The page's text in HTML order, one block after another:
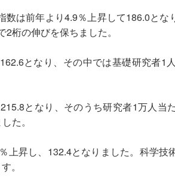
は前年より4.9％上昇して186.0と
桁の伸びを保ちました。
となり、その中では基礎研究者1
となり、そのうち研究者1万人当
た。
上昇し、132.4となりました。科学技
。